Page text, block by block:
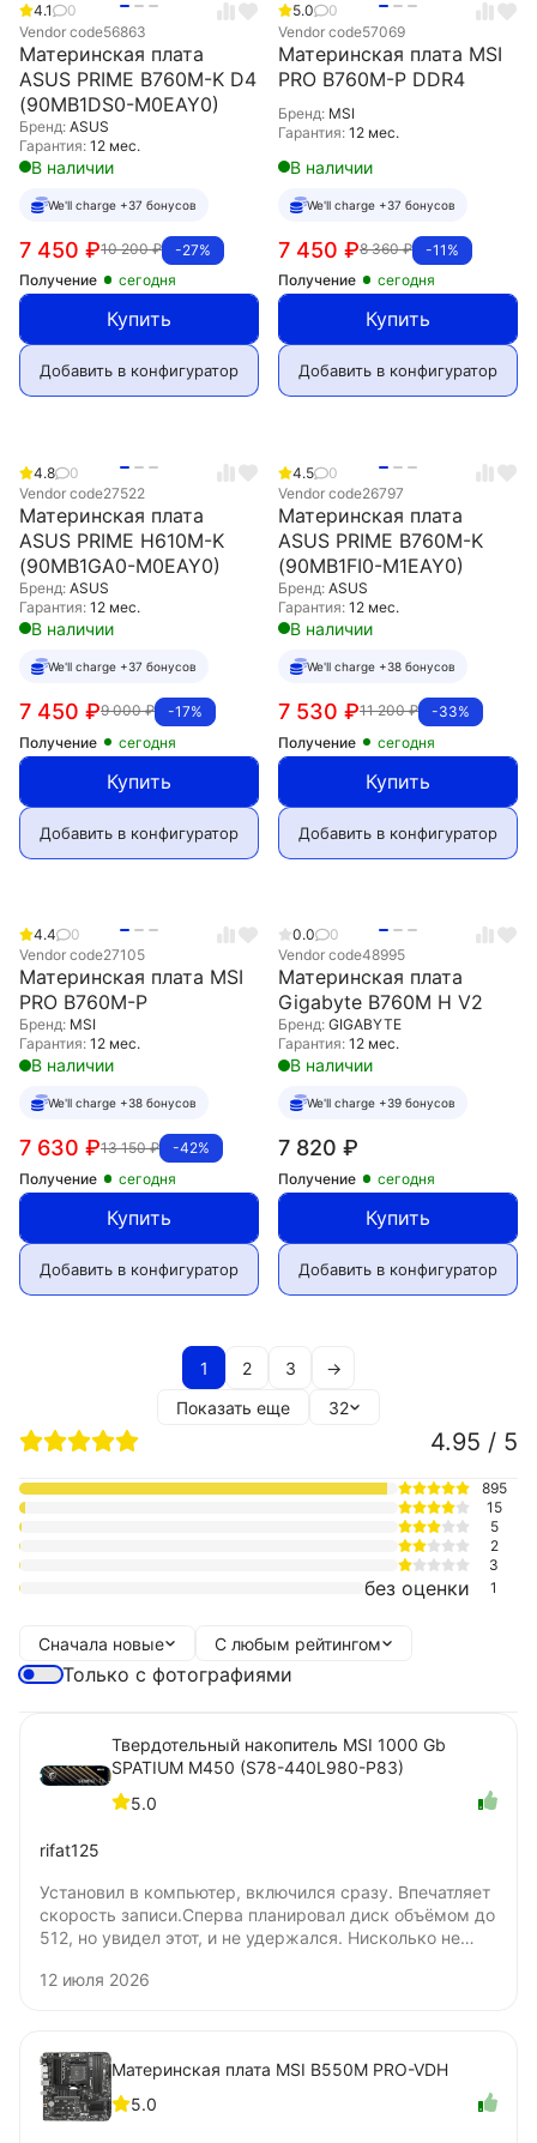
4.1
0
Vendor code56863
Материнская плата
ASUS PRIME B760M-K D4
(90MB1DS0-M0EAY0)
Бренд: ASUS
Гарантия: 12 мес.
В наличии
We'll charge +37 бонусов
-27%
10 200₽
7 450 ₽
Получение сегодня
Купить
Добавить в конфигуратор
5.0
0
Vendor code57069
Материнская плата MSI
PRO B760M-P DDR4
Бренд: MSI
Гарантия: 12 мес.
В наличии
We'll charge +37 бонусов
-11%
8 360₽
7 450 ₽
Получение сегодня
Купить
Добавить в конфигуратор
4.8
0
Vendor code27522
Материнская плата
ASUS PRIME H610M-K
(90MB1GA0-M0EAY0)
Бренд: ASUS
Гарантия: 12 мес.
В наличии
We'll charge +37 бонусов
-17%
9 000₽
7 450 ₽
Получение сегодня
Купить
Добавить в конфигуратор
4.5
0
Vendor code26797
Материнская плата
ASUS PRIME B760M-K
(90MB1FI0-M1EAY0)
Бренд: ASUS
Гарантия: 12 мес.
В наличии
We'll charge +38 бонусов
-33%
11 200₽
7 530 ₽
Получение сегодня
Купить
Добавить в конфигуратор
4.4
0
Vendor code27105
Материнская плата MSI
PRO B760M-P
Бренд: MSI
Гарантия: 12 мес.
В наличии
We'll charge +38 бонусов
-42%
13 150₽
7 630 ₽
Получение сегодня
Купить
Добавить в конфигуратор
0.0
0
Vendor code48995
Материнская плата
Gigabyte B760M H V2
Бренд: GIGABYTE
Гарантия: 12 мес.
В наличии
We'll charge +39 бонусов
7 820 ₽
Получение сегодня
Купить
Добавить в конфигуратор
1 2 3
→
Показать еще
32
4.95 / 5
895
15
5
2
3
без оценки 1
Сначала новые С любым рейтингом
Только с фотографиями
Твердотельный накопитель MSI 1000 Gb
SPATIUM M450 (S78-440L980-P83)
5.0
rifat125
Установил в компьютер, включился сразу. Впечатляет
скорость записи.Сперва планировал диск объёмом до
512, но увидел этот, и не удержался. Нисколько не
только, бумажную наклейку нужно удалять для
12 июля 2026
Материнская плата MSI B550M PRO-VDH
5.0